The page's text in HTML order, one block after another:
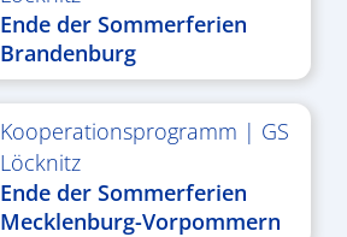
Ende der Sommerferien
Brandenburg
Kooperationsprogramm | GS
Löcknitz
Ende der Sommerferien
Mecklenburg-Vorpommern